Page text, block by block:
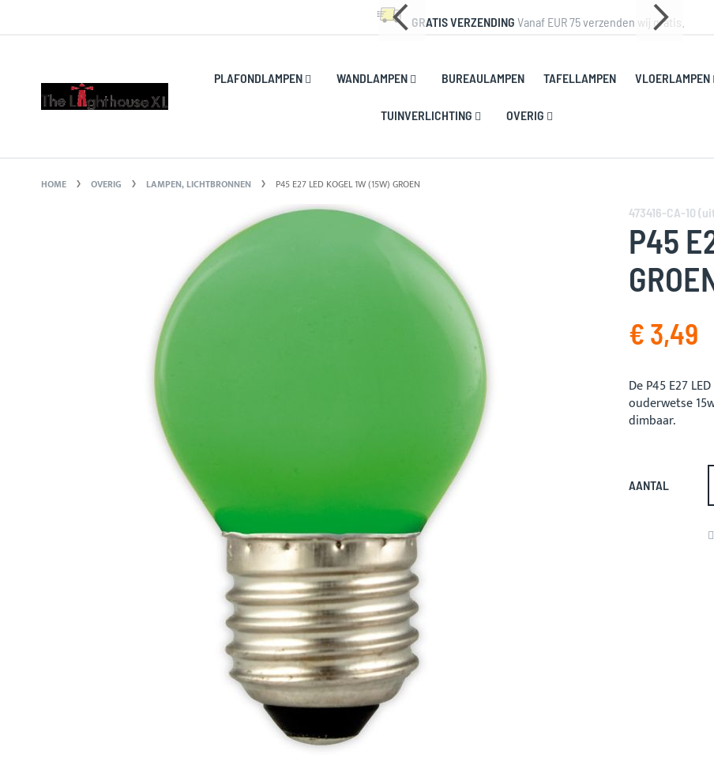
GRATIS VERZENDING Vanaf EUR 75 verzenden wij gratis.
PLAFONDLAMPEN WANDLAMPEN BUREAULAMPEN TAFELLAMPEN VLOERLAMPEN
TUINVERLICHTING OVERIG
HOME OVERIG LAMPEN, LICHTBRONNEN P45 E27 LED KOGEL 1W (15W) GROEN
473416-CA-10
P45
€ 3,49
De P45 E27
ouderwetse
dimbaar.
AANTAL